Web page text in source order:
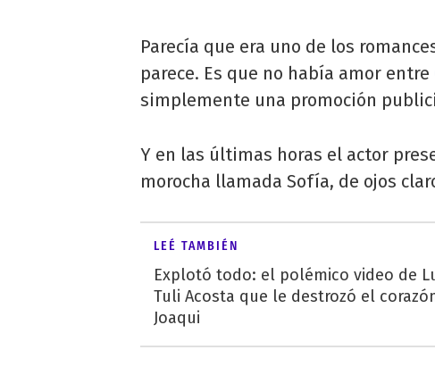
Parecía que era uno de los
parece. Es que no había amor entre
simplemente una promoción
Y en las últimas horas el actor
morocha llamada Sofía, de ojos
LEÉ TAMBIÉN
Explotó todo: el polémico video de
Tuli Acosta que le destrozó el
Joaqui